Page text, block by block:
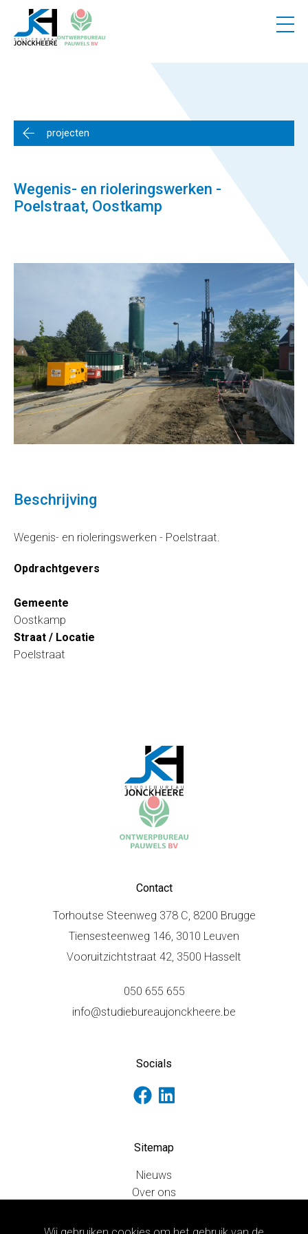
Partners
projecten
Wegenis- en rioleringswerken -
Poelstraat, Oostkamp
Beschrijving
Wegenis- en rioleringswerken - Poelstraat.
Opdrachtgevers
Gemeente
Oostkamp
Straat / Locatie
Poelstraat
Contact
Torhoutse Steenweg 378 C, 8200 Brugge
Tiensesteenweg 146, 3010 Leuven
Vooruitzichtstraat 42, 3500 Hasselt
050 655 655
info@studiebureaujonckheere.be
Socials
Sitemap
Nieuws
Over ons
Projecten